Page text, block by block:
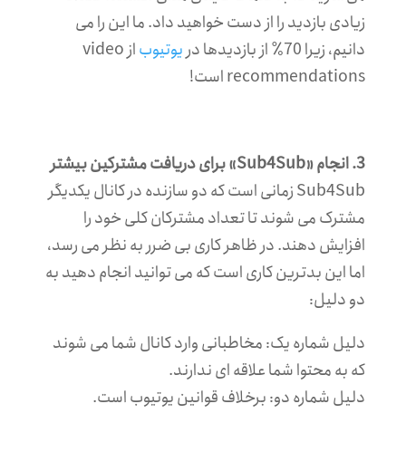
زیادی بازدید را از دست خواهید داد. ما این را می
دانیم، زیرا 70٪ از بازدیدها در
یوتیوب
از video
recommendations است!
3. انجام «Sub4Sub» برای دریافت مشترکین بیشتر
Sub4Sub زمانی است که دو سازنده در کانال یکدیگر
مشترک می شوند تا تعداد مشترکان کلی خود را
افزایش دهند. در ظاهر کاری بی ضرر به نظر می رسد،
اما این بدترین کاری است که می توانید انجام دهید به
دو دلیل:
دلیل شماره یک: مخاطبانی وارد کانال شما می شوند
که به محتوا شما علاقه ای ندارند.
دلیل شماره دو: برخلاف قوانین یوتیوب است.